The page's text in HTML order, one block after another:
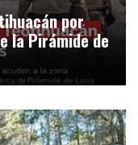
por
la Pirámide de